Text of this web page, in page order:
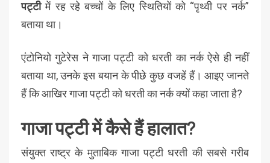
पट्टीमें रह रहे बच्चों के लिए स्थितियों को “पृथ्वी पर नर्क”
बताया था।
एंटोनियो गुटेरेस ने गाजा पट्टी को धरती का नर्क ऐसे ही नहीं
बताया था, उनके इस बयान के पीछे कुछ वजहें हैं। आइए जानते
हैं कि आखिर गाजा पट्टी को धरती का नर्क क्यों कहा जाता है?
गाजा पट्टी में कैसे हैं हालात?
संयुक्त राष्ट्र के मुताबिक गाजा पट्टी धरती की सबसे गरीब